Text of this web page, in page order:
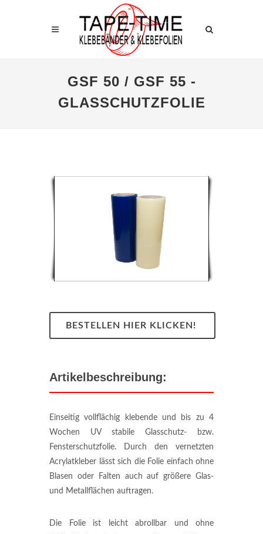
GSF 50 / GSF 55 -
GLASSCHUTZFOLIE
BESTELLEN HIER KLICKEN!
Artikelbeschreibung:
Einseitig vollflächig klebende und bis zu 4
Wochen UV stabile Glasschutz- bzw.
Fensterschutzfolie. Durch den vernetzten
Acrylatkleber lässt sich die Folie einfach ohne
Blasen oder Falten auch auf größere Glas-
und Metallflächen auftragen.
Die Folie ist leicht abrollbar und ohne